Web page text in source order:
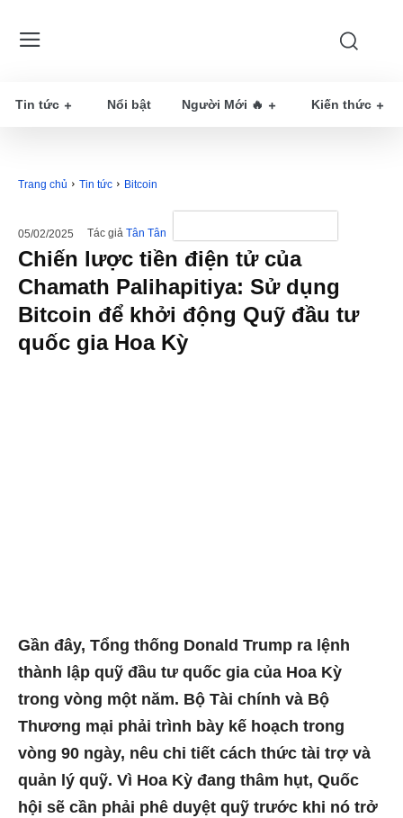
Tin tức Nổi bật Người Mới 🔥 Kiến thức
Trang chủ Tin tức Bitcoin
05/02/2025 Tác giả Tân Tân
Chiến lược tiền điện tử của
Chamath Palihapitiya: Sử dụng
Bitcoin để khởi động Quỹ đầu tư
quốc gia Hoa Kỳ
Gần đây, Tổng thống Donald Trump ra lệnh
thành lập quỹ đầu tư quốc gia của Hoa Kỳ
trong vòng một năm. Bộ Tài chính và Bộ
Thương mại phải trình bày kế hoạch trong
vòng 90 ngày, nêu chi tiết cách thức tài trợ và
quản lý quỹ. Vì Hoa Kỳ đang thâm hụt, Quốc
hội sẽ cần phải phê duyệt quỹ trước khi nó trở